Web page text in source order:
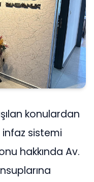
konulardan
infaz sistemi
hakkında Av.